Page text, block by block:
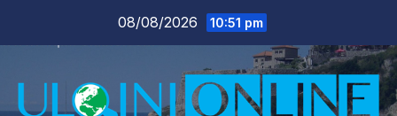
08/08/2026 10:51 pm